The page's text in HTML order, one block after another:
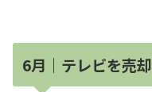
6月｜テレビを売却